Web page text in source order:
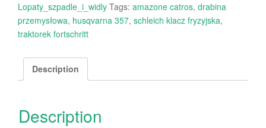
Lopaty_szpadle_i_widly Tags: amazone catros, drabina
przemysłowa, husqvarna 357, schleich klacz fryzyjska,
traktorek fortschritt
Description
Description